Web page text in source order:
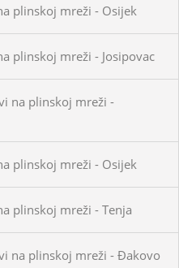
plinskoj mreži - Osijek
plinskoj mreži - Josipovac
na plinskoj mreži -
plinskoj mreži - Osijek
plinskoj mreži - Tenja
na plinskoj mreži - Đakovo